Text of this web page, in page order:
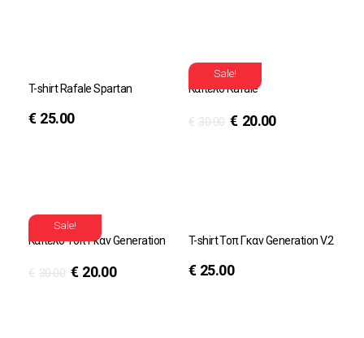
T-shirt Rafale Spartan
€ 25.00
Sale!
Καπέλο Rafale
€ 30.00 € 20.00
Sale!
Καπέλο Τοπ Γκαν Generation
€ 30.00 € 20.00
T-shirt Τοπ Γκαν Generation V.2
€ 25.00